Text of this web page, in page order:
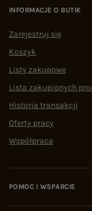
INFORMACJE O BUTIK
Zarejestruj się
Koszyk
Listy zakupowe
Lista zakupionych
Historia transakcji
Oferty pracy
Współpraca
POMOC I WSPARCIE